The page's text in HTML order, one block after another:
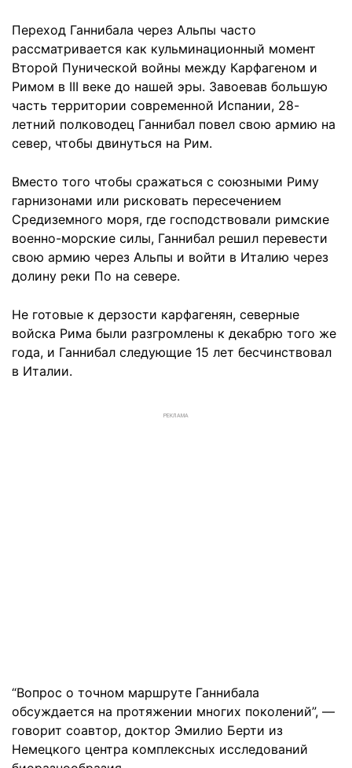
Переход Ганнибала через Альпы часто
рассматривается как кульминационный момент
Второй Пунической войны между Карфагеном и
Римом в III веке до нашей эры. Завоевав большую
часть территории современной Испании, 28-
летний полководец Ганнибал повел свою армию на
север, чтобы двинуться на Рим.
Вместо того чтобы сражаться с союзными Риму
гарнизонами или рисковать пересечением
Средиземного моря, где господствовали римские
военно-морские силы, Ганнибал решил перевести
свою армию через Альпы и войти в Италию через
долину реки По на севере.
Не готовые к дерзости карфагенян, северные
войска Рима были разгромлены к декабрю того же
года, и Ганнибал следующие 15 лет бесчинствовал
в Италии.
РЕКЛАМА
“Вопрос о точном маршруте Ганнибала
обсуждается на протяжении многих поколений”, —
говорит соавтор, доктор Эмилио Берти из
Немецкого центра комплексных исследований